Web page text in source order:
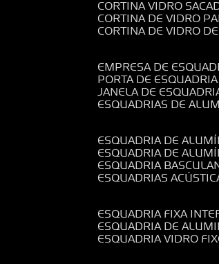
CORTINA VIDRO
CORTINA DE VIDRO
CORTINA DE VIDRO
EMPRESA DE
PORTA DE
JANELA DE
ESQUADRIAS DE
ESQUADRIA DE
ESQUADRIA DE
ESQUADRIA
ESQUADRIAS
ESQUADRIA FIXA
ESQUADRIA DE
ESQUADRIA VIDRO